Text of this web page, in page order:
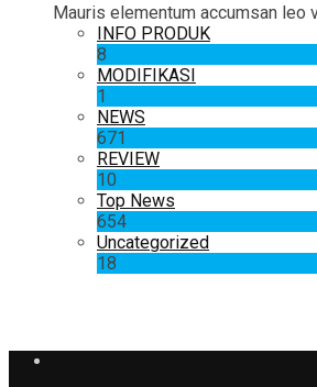
Mauris elementum accumsan leo
INFO PRODUK
8
MODIFIKASI
1
NEWS
671
REVIEW
10
Top News
654
Uncategorized
18